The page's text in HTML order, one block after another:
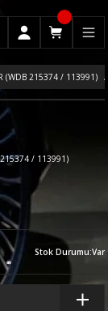
(WDB 215374 / 113991)
215374 / 113991)
Stok Durumu:Var